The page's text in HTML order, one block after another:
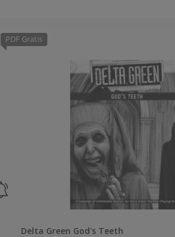
Delta Green God's Teeth
PDF Gratis